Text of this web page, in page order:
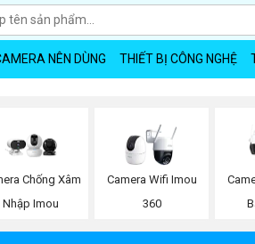
NÊN DÙNG THIẾT BỊ CÔNG NGHỆ
Chống Xâm
Nhập Imou
Camera Wifi Imou
360